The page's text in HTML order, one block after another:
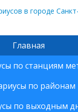
Главная
по станциям
по районам
по выходным